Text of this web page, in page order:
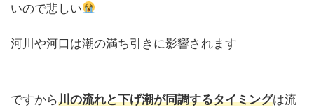
いので悲しい
河川や河口は潮の満ち引きに影響されます
ですから川の流れと下げ潮が同調するタイミングは流